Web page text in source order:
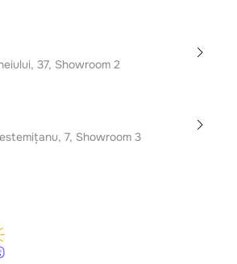
37, Showroom 2
7, Showroom 3